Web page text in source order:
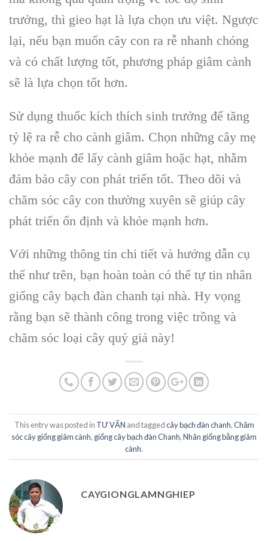
trưởng, thì gieo hạt là lựa chọn ưu việt. Ngược
lại, nếu bạn muốn cây con ra rễ nhanh chóng
và có chất lượng tốt, phương pháp giâm cành
sẽ là lựa chọn tốt hơn.
Sử dụng thuốc kích thích sinh trưởng để tăng
tỷ lệ ra rễ cho cành giâm. Chọn những cây mẹ
khỏe mạnh để lấy cành giâm hoặc hạt, nhằm
đảm bảo cây con phát triển tốt. Theo dõi và
chăm sóc cây con thường xuyên sẽ giúp cây
phát triển ổn định và khỏe mạnh hơn.
Với những thông tin chi tiết và hướng dẫn cụ
thể như trên, bạn hoàn toàn có thể tự tin nhân
giống cây bạch đàn chanh tại nhà. Hy vọng
rằng bạn sẽ thành công trong việc trồng và
chăm sóc loại cây quý giá này!
This entry was posted in TƯ VẤN and taggedcây bạch đàn chanh,Chăm
sóc cây giống giâm cành, giống cây bạch đàn Chanh,Nhân giống bằng giâm
cành.
CAYGIONGLAMNGHIEP